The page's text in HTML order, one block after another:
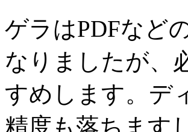
ゲラはPDFなど
なりましたが、
すめします。デ
精度も落ちます